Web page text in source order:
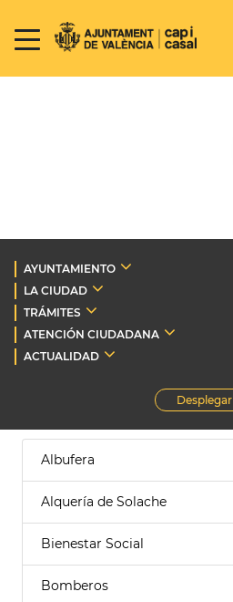
AYUNTAMIENTO
LA CIUDAD
TRÁMITES
ATENCIÓN CIUDADANA
ACTUALIDAD
Desplegar
Albufera
Alquería de Solache
Bienestar Social
Bomberos